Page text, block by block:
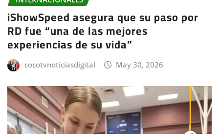
iShowSpeed asegura que su paso por
RD fue “una de las mejores
experiencias de su vida”
cocotvnoticiasdigital May 30, 2026